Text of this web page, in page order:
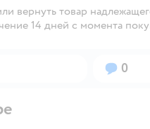
вернуть товар
14 дней с момента
Вопросов:
0